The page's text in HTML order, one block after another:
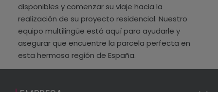
disponibles y comenzar su viaje hacia la
realización de su proyecto residencial. Nuestro
equipo multilingüe está aquí para ayudarle y
asegurar que encuentre la parcela perfecta en
esta hermosa región de España.